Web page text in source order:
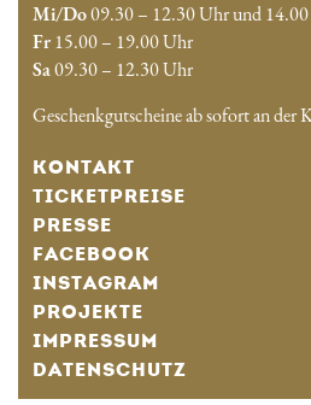
Mi/Do09.30 – 12.30 Uhr und
Fr15.00 – 19.00 Uhr
Sa09.30 – 12.30 Uhr
Geschenkgutscheine ab sofort an der
KONTAKT
TICKETPREISE
PRESSE
FACEBOOK
INSTAGRAM
PROJEKTE
IMPRESSUM
DATENSCHUTZ